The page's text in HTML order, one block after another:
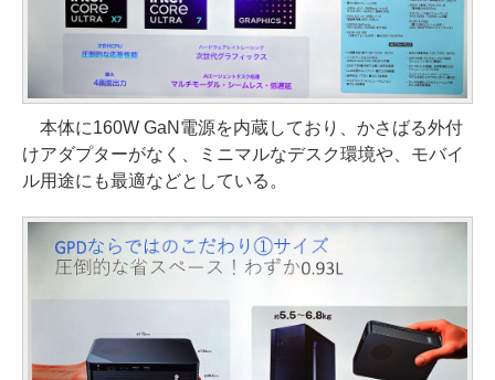
本体に160W GaN電源を内蔵しており、かさばる外付
けアダプターがなく、ミニマルなデスク環境や、モバイ
ル用途にも最適などとしている。